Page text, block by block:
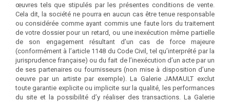
œuvres tels que stipulés par les présentes conditions de vente.
Cela dit, la société ne pourra en aucun cas être tenue responsable
ou considérée comme ayant commis une faute lors du traitement
de votre dossier pour un retard, ou une inexécution même partielle
de son engagement résultant d’un cas de force majeure
(conformément à l’article 1148 du Code Civil, tel qu’interprété par la
jurisprudence française) ou du fait de l’inexécution d’un acte par un
de ses partenaires ou fournisseurs (non mise à disposition d’une
oeuvre par un artiste par exemple). La Galerie JAMAULT exclut
toute garantie explicite ou implicite sur la qualité, les performances
du site et la possibilité d’y réaliser des transactions. La Galerie